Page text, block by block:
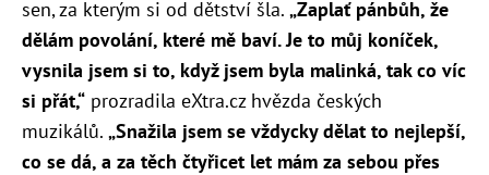
sen, za kterým si od dětství šla. „Zaplať pánbůh, že
dělám povolání, které mě baví. Je to můj koníček,
vysnila jsem si to, když jsem byla malinká, tak co víc
si přát,“ prozradila eXtra.cz hvězda českých
muzikálů. „Snažila jsem se vždycky dělat to nejlepší,
co se dá, a za těch čtyřicet let mám za sebou přes